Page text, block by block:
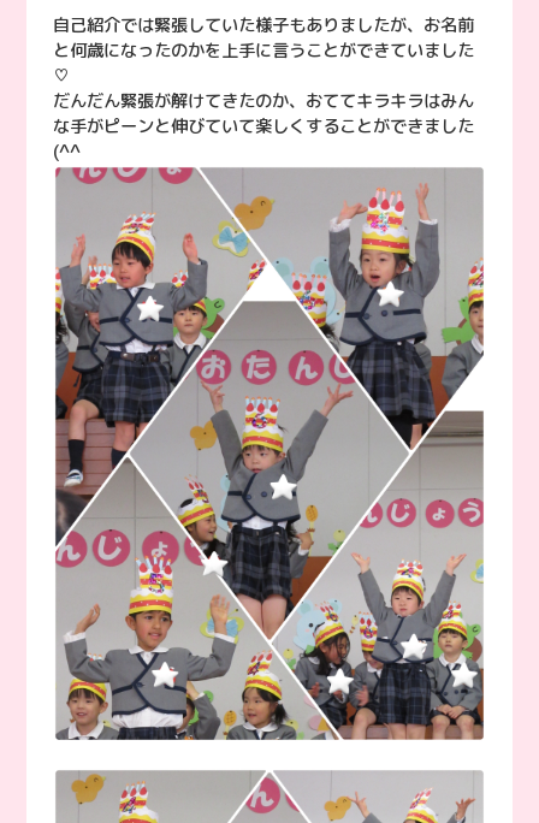
自己紹介では緊張していた様子もありましたが、お名前
と何歳になったのかを上手に言うことができていました
♡
だんだん緊張が解けてきたのか、おててキラキラはみん
な手がピーンと伸びていて楽しくすることができました
(^^